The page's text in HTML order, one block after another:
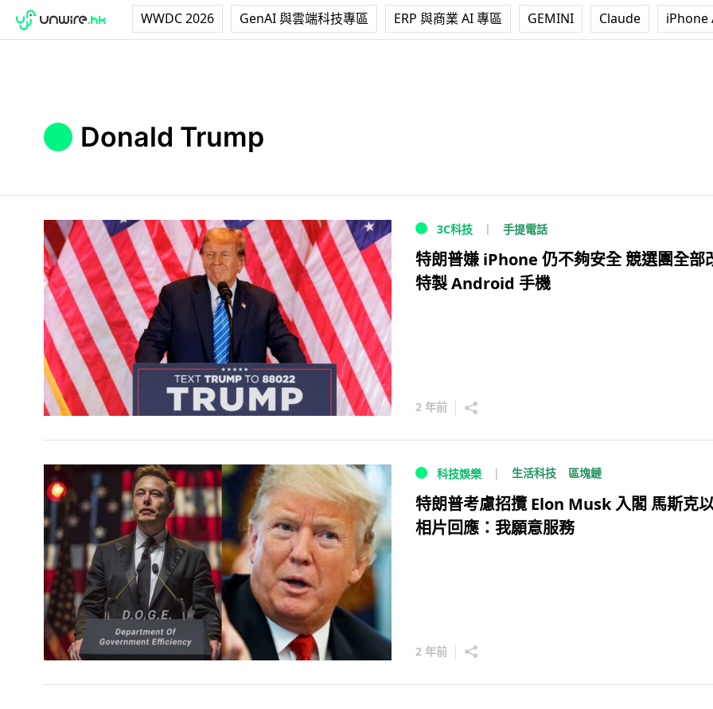
WWDC 2026 GenAI 與雲端科技專區 ERP 與商業 AI 專區 GEMINI Claude iPhone
Donald Trump
3C科技 手提電話
特朗普嫌 iPhone 仍不夠安全 競選團全部
特製 Android 手機
2 年前
科技娛樂 生活科技 區塊鏈
特朗普考慮招攬 Elon Musk 入閣 馬斯克
相片回應：我願意服務
2 年前